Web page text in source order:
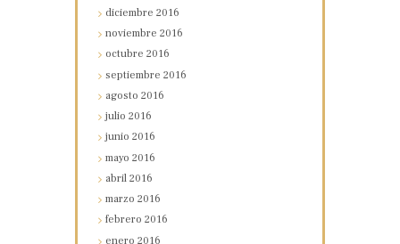
diciembre2016
noviembre2016
octubre2016
septiembre2016
agosto2016
julio2016
junio2016
mayo2016
abril2016
marzo2016
febrero2016
enero2016